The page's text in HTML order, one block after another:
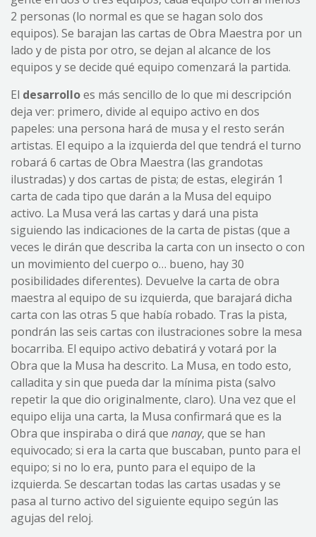
2 personas (lo normal es que se hagan solo dos
equipos). Se barajan las cartas de Obra Maestra por un
lado y de pista por otro, se dejan al alcance de los
equipos y se decide qué equipo comenzará la partida.
El desarrolloes más sencillo de lo que mi descripción
deja ver: primero, divide al equipo activo en dos
papeles: una persona hará de musa y el resto serán
artistas. El equipo a la izquierda del que tendrá el turno
robará 6 cartas de Obra Maestra (las grandotas
ilustradas) y dos cartas de pista; de estas, elegirán 1
carta de cada tipo que darán a la Musa del equipo
activo. La Musa verá las cartas y dará una pista
siguiendo las indicaciones de la carta de pistas (que a
veces le dirán que describa la carta con un insecto o con
un movimiento del cuerpo o… bueno, hay 30
posibilidades diferentes). Devuelve la carta de obra
maestra al equipo de su izquierda, que barajará dicha
carta con las otras 5 que había robado. Tras la pista,
pondrán las seis cartas con ilustraciones sobre la mesa
bocarriba. El equipo activo debatirá y votará por la
Obra que la Musa ha descrito. La Musa, en todo esto,
calladita y sin que pueda dar la mínima pista (salvo
repetir la que dio originalmente, claro). Una vez que el
equipo elija una carta, la Musa confirmará que es la
Obra que inspiraba o dirá que nanay, que se han
equivocado; si era la carta que buscaban, punto para el
equipo; si no lo era, punto para el equipo de la
izquierda. Se descartan todas las cartas usadas y se
pasa al turno activo del siguiente equipo según las
agujas del reloj.